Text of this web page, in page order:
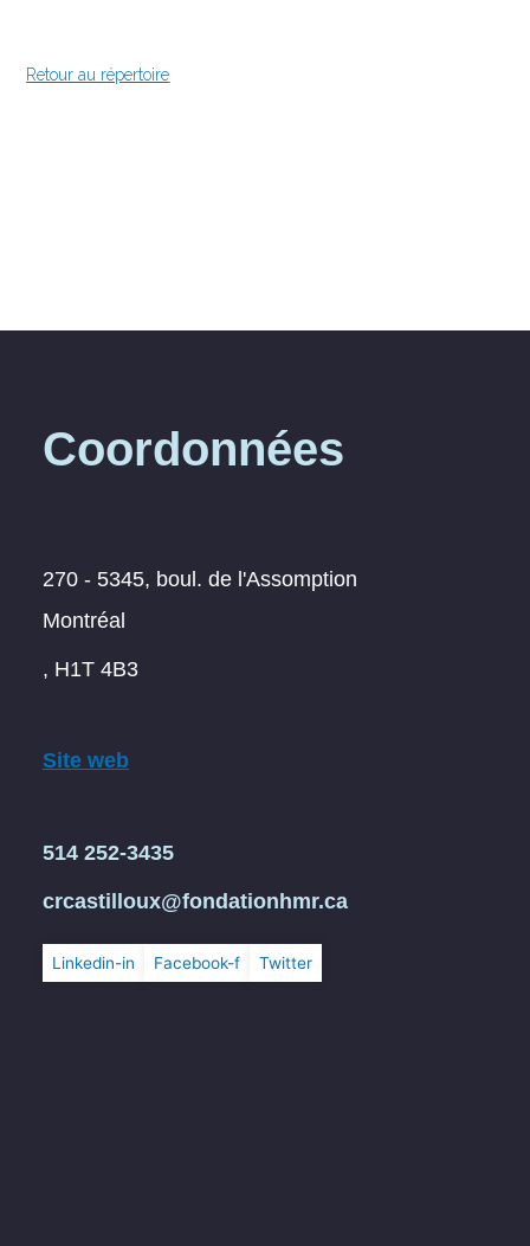
Retour au répertoire
Coordonnées
270 - 5345, boul. de l'Assomption
Montréal
, H1T 4B3
Site web
514 252-3435
crcastilloux@fondationhmr.ca
Linkedin-in Facebook-f Twitter